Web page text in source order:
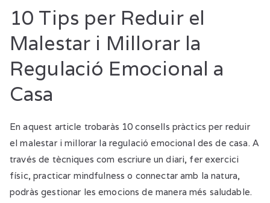
10 Tips per Reduir el
Malestar i Millorar la
Regulació Emocional a
Casa
En aquest article trobaràs 10 consells pràctics per reduir
el malestar i millorar la regulació emocional des de casa. A
través de tècniques com escriure un diari, fer exercici
físic, practicar mindfulness o connectar amb la natura,
podràs gestionar les emocions de manera més saludable.